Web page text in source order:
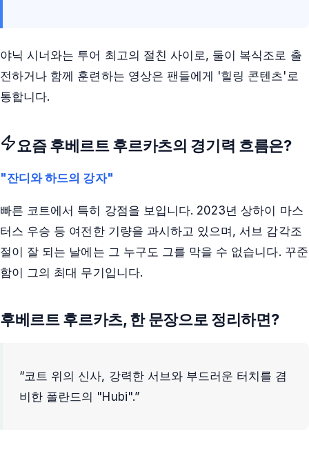
야닉 시너와는 투어 최고의 절친 사이로, 둘이 복식조로 출
전하거나 함께 훈련하는 영상은 팬들에게 '힐링 콘텐츠'로
통합니다.
요즘후베르트 후르카츠의 경기력 흐름은?
"잔디와 하드의 강자"
빠른 코트에서 특히 강점을 보입니다. 2023년 상하이 마스
터스 우승 등 여전한 기량을 과시하고 있으며, 서브 감각조
절이 잘 되는 날에는 그 누구도 그를 막을 수 없습니다. 꾸준
함이 그의 최대 무기입니다.
후베르트 후르카츠, 한 문장으로 정리하면?
“코트 위의 신사, 강력한 서브와 부드러운 터치를 겸
비한 폴란드의 "Hubi".”